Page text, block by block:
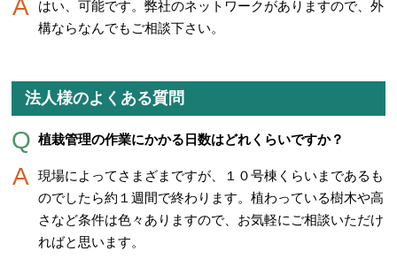
はい、可能です。弊社のネットワークがありますので、外
構ならなんでもご相談下さい。
法人様のよくある質問
植栽管理の作業にかかる日数はどれくらいですか？
現場によってさまざまですが、１０号棟くらいまであるも
のでしたら約１週間で終わります。植わっている樹木や高
さなど条件は色々ありますので、お気軽にご相談いただけ
ればと思います。